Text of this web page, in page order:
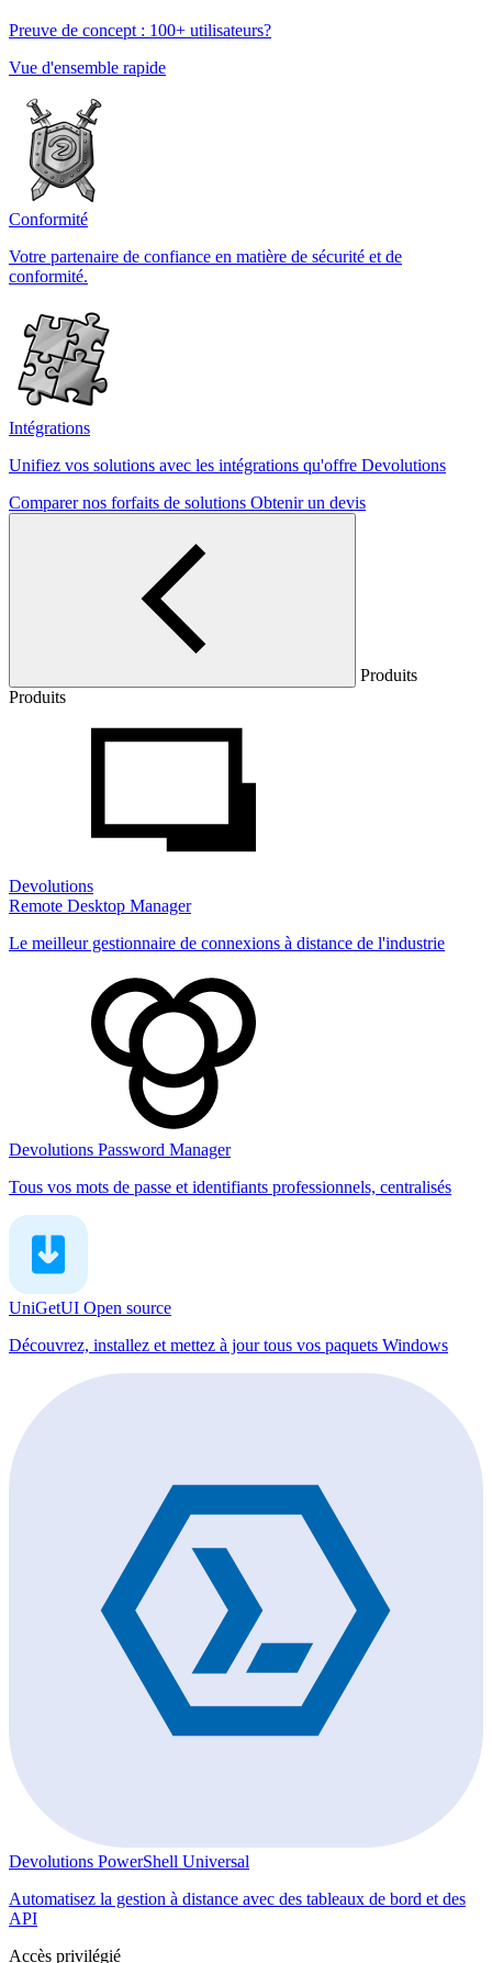
Preuve de concept : 100+ utilisateurs?
Vue d'ensemble rapide
Conformité
Votre partenaire de confiance en matière de sécurité et de
conformité.
Intégrations
Unifiez vos solutions avec les intégrations qu'offre Devolutions
Comparer nos forfaits de solutions Obtenir un devis
Produits
Produits
Devolutions
Remote Desktop Manager
Le meilleur gestionnaire de connexions à distance de l'industrie
Devolutions Password Manager
Tous vos mots de passe et identifiants professionnels, centralisés
UniGetUI Open source
Découvrez, installez et mettez à jour tous vos paquets Windows
Devolutions PowerShell Universal
Automatisez la gestion à distance avec des tableaux de bord et des
API
Accès privilégié